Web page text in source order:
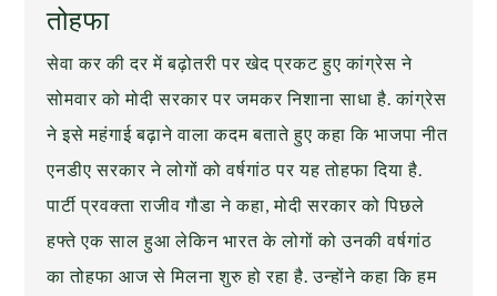
तोहफा
सेवा कर की दर में बढ़ोतरी पर खेद प्रकट हुए कांग्रेस ने
सोमवार को मोदी सरकार पर जमकर निशाना साधा है. कांग्रेस
ने इसे महंगाई बढ़ाने वाला कदम बताते हुए कहा कि भाजपा नीत
एनडीए सरकार ने लोगों को वर्षगांठ पर यह तोहफा दिया है.
पार्टी प्रवक्ता राजीव गौडा ने कहा, मोदी सरकार को पिछले
हफ्ते एक साल हुआ लेकिन भारत के लोगों को उनकी वर्षगांठ
का तोहफा आज से मिलना शुरु हो रहा है. उन्होंने कहा कि हम